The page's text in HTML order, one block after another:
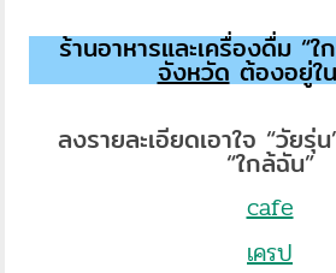
ร้านอาหารและเครื่องดื่ม “
จังหวัด ต้องอยู่ใ
ลงรายละเอียดเอาใจ “วัยรุ่
“ใกล้ฉัน”
cafe
เครป